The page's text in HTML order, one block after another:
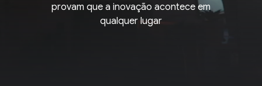
provam que a inovação acontece em
qualquer lugar